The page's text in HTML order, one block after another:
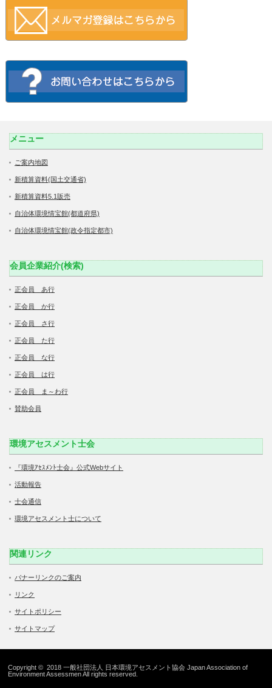
メニュー
ご案内地図
新積算資料(国土交通省)
新積算資料5.1販売
自治体環境情宝館(都道府県)
自治体環境情宝館(政令指定都市)
会員企業紹介(検索)
正会員 あ行
正会員 か行
正会員 さ行
正会員 た行
正会員 な行
正会員 は行
正会員 ま～わ行
賛助会員
環境アセスメント士会
『環境ｱｾｽﾒﾝﾄ士会』公式Webサイト
活動報告
士会通信
環境アセスメント士について
関連リンク
バナーリンクのご案内
リンク
サイトポリシー
サイトマップ
Copyright © 2018 一般社団法人 日本環境アセスメント協会 Japan Association of
Environment Assessmen All rights reserved.